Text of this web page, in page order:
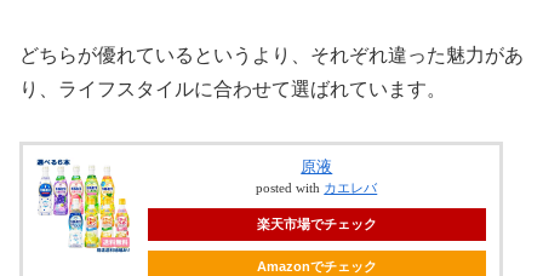
どちらが優れているというより、それぞれ違った魅力があ
り、ライフスタイルに合わせて選ばれています。
原液
posted with カエレバ
楽天市場でチェック
Amazonでチェック